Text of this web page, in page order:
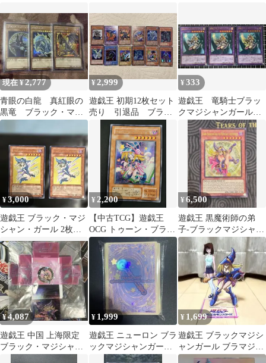
シャン 三幻神他
現在 ¥2,777
青眼の白龍 真紅眼の
黒竜 ブラック・マジ
シャン 絵違い シークレ
ット 原作絵
¥2,999
遊戯王 初期12枚セット
売り 引退品 ブラッ
クマジシャンガール
¥333
遊戯王 竜騎士ブラッ
クマジシャンガール
ウルトラ 3枚セット
¥3,000
遊戯王 ブラック・マジ
シャン・ガール 2枚セ
ット YAP1-JP006
¥ 2,200
【中古TCG】遊戯王
OCG トゥーン・ブラッ
ク・マジシャン・ガー
ル(G6-02)(シークレッ
ト)(日本版) キズあり
【50-61】
¥6,500
遊戯王 黒魔術師の弟
子-ブラックマジシャン
ガール 泰亜 レリーフ
¥4,087
遊戯王 中国 上海限定
ブラック・マジシャ
¥ 1,999
遊戯王 ニューロン ブラ
ックマジシャンガール
スリーブ ブラマジ
¥ 1,699
遊戯王 ブラックマジシ
ャンガール ブラマジガ
ール 杏子 アクリルスタ